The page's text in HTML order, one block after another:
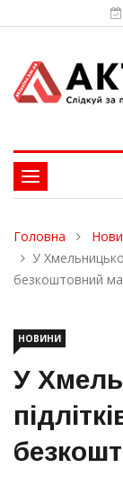
Toggle
navigation
Головна
У
безкоштовний
НОВИНИ
У